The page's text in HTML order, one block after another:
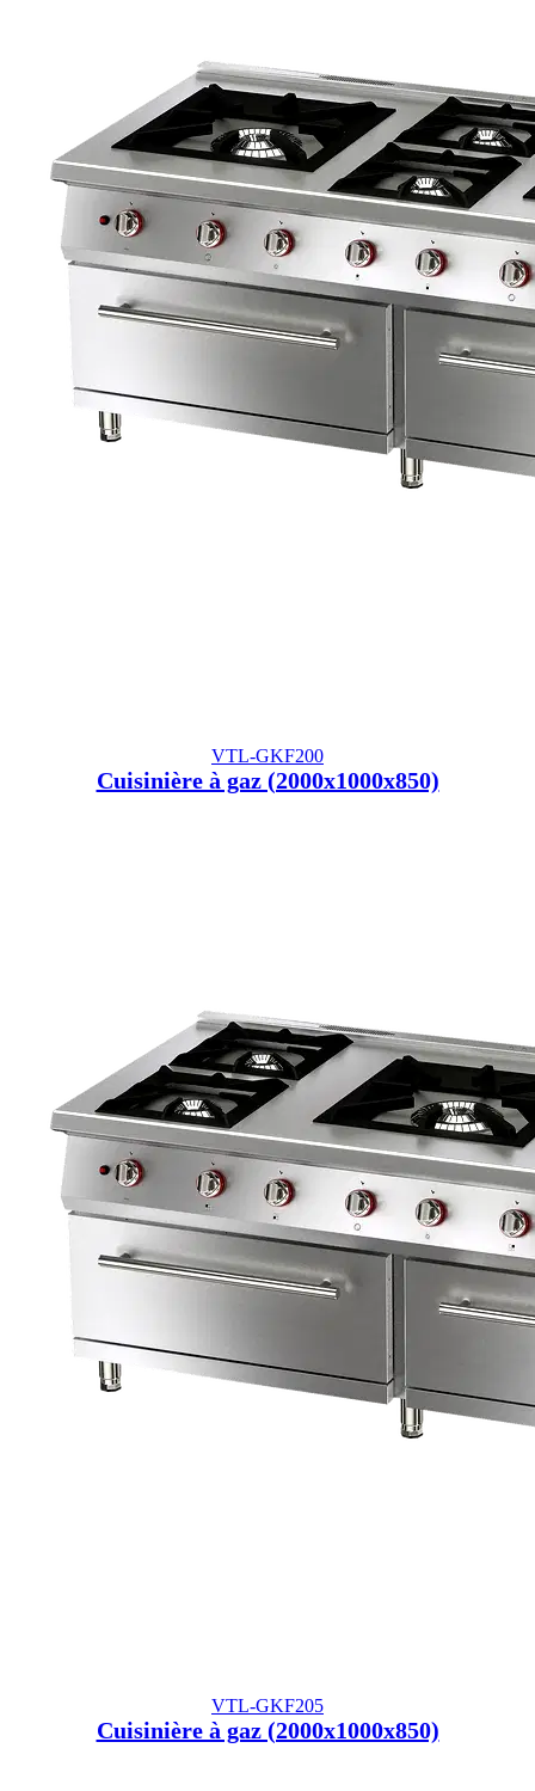
VTL-GKF200
Cuisinière à gaz (2000x1000x850)
VTL-GKF205
Cuisinière à gaz (2000x1000x850)